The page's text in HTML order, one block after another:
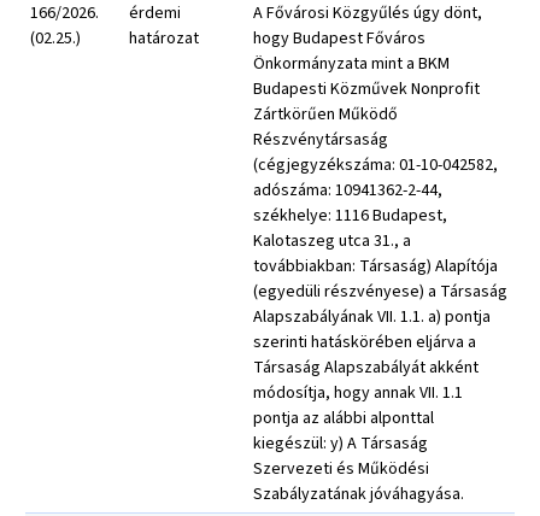
166/2026.
(02.25.)
érdemi
határozat
A Fővárosi Közgyűlés úgy dönt,
hogy Budapest Főváros
Önkormányzata mint a BKM
Budapesti Közművek Nonprofit
Zártkörűen Működő
Részvénytársaság
(cégjegyzékszáma: 01-10-042582,
adószáma: 10941362-2-44,
székhelye: 1116 Budapest,
Kalotaszeg utca 31., a
továbbiakban: Társaság) Alapítója
(egyedüli részvényese) a Társaság
Alapszabályának VII. 1.1. a) pontja
szerinti hatáskörében eljárva a
Társaság Alapszabályát akként
módosítja, hogy annak VII. 1.1
pontja az alábbi alponttal
kiegészül: y) A Társaság
Szervezeti és Működési
Szabályzatának jóváhagyása.